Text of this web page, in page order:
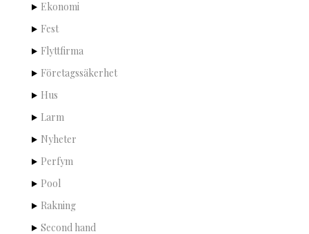
Ekonomi
Fest
Flyttfirma
Företagssäkerhet
Hus
Larm
Nyheter
Perfym
Pool
Rakning
Second hand